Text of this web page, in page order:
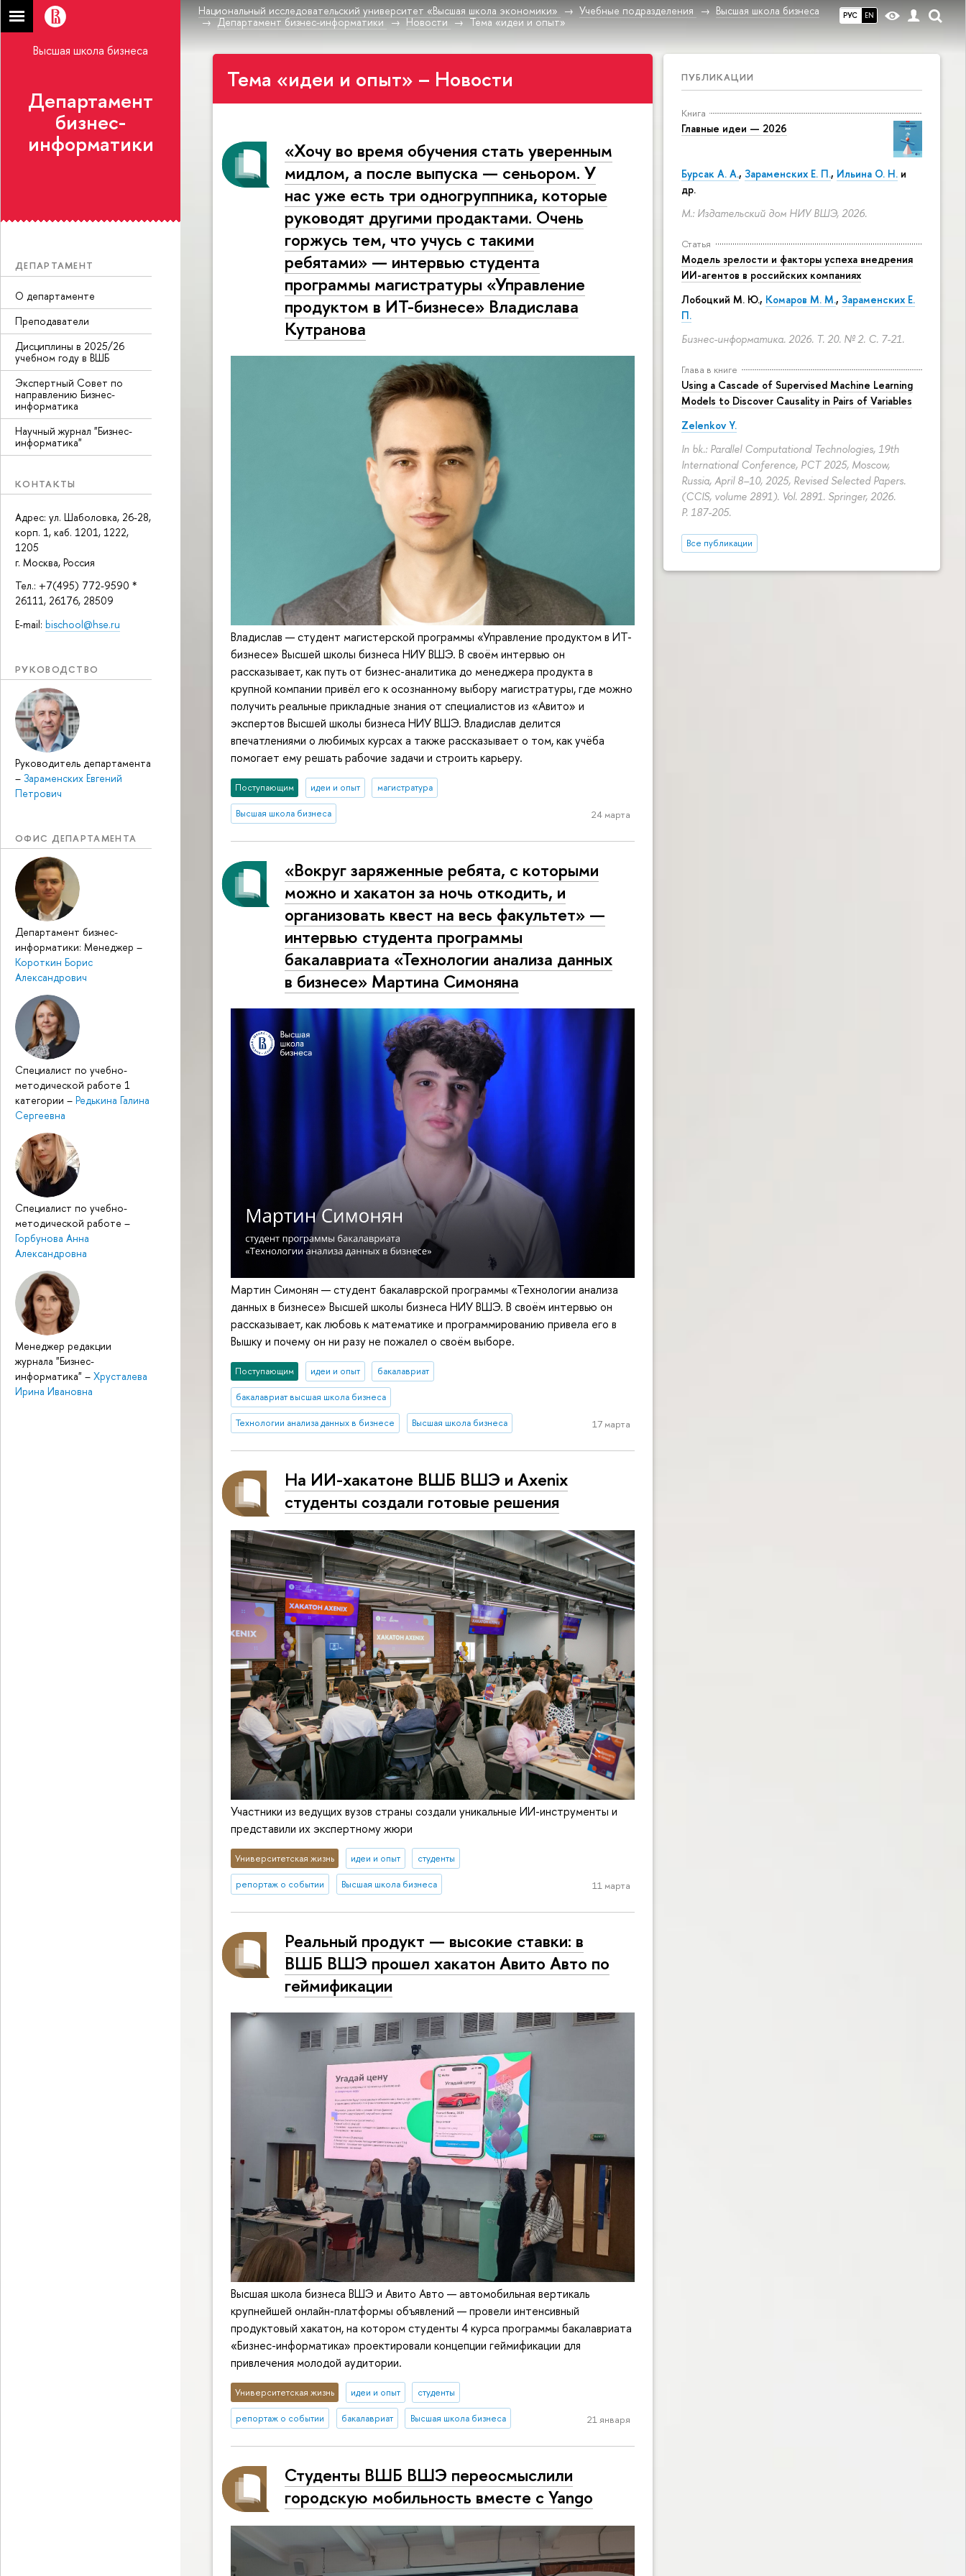
РУС EN
Национальный исследовательский университет «Высшая школа экономики» Учебные подразделения
Высшая школа бизнеса
Департамент бизнес-информатики
Новости Тема «идеи и опыт»
Высшая школа бизнеса
Департамент
бизнес-
информатики
ДЕПАРТАМЕНТ
О департаменте
Преподаватели
Дисциплины в 2025/26
учебном году в ВШБ
Экспертный Совет по
направлению Бизнес-
информатика
Научный журнал "Бизнес-
информатика"
КОНТАКТЫ
Адрес: ул. Шаболовка, 26-28,
корп. 1, каб. 1201, 1222,
1205
г. Москва, Россия
Тел.: +7(495) 772-9590 *
26111, 26176, 28509
E-mail: bischool@hse.ru
РУКОВОДСТВО
Руководитель департамента
– Зараменских Евгений
Петрович
ОФИС ДЕПАРТАМЕНТА
Департамент бизнес-
информатики: Менеджер –
Короткин Борис
Александрович
Специалист по учебно-
методической работе 1
категории – Редькина Галина
Сергеевна
Специалист по учебно-
методической работе –
Горбунова Анна
Александровна
Менеджер редакции
журнала "Бизнес-
информатика" – Хрусталева
Ирина Ивановна
ПУБЛИКАЦИИ
Книга
Главные идеи — 2026
Бурсак А. А., Зараменских Е. П., Ильина О. Н. и
др.
М.: Издательский дом НИУ ВШЭ, 2026.
Статья
Модель зрелости и факторы успеха внедрения
ИИ-агентов в российских компаниях
Лобоцкий М. Ю., Комаров М. М., Зараменских Е.
П.
Бизнес-информатика. 2026. Т. 20. № 2. С. 7-21.
Глава в книге
Using a Cascade of Supervised Machine Learning
Models to Discover Causality in Pairs of Variables
Zelenkov Y.
In bk.: Parallel Computational Technologies, 19th
International Conference, PCT 2025, Moscow,
Russia, April 8–10, 2025, Revised Selected Papers.
(CCIS, volume 2891). Vol. 2891. Springer, 2026.
P. 187-205.
Все публикации
Тема «идеи и опыт» – Новости
«Хочу во время обучения стать уверенным
мидлом, а после выпуска — сеньором. У
нас уже есть три одногруппника, которые
руководят другими продактами. Очень
горжусь тем, что учусь с такими
ребятами» — интервью студента
программы магистратуры «Управление
продуктом в ИТ-бизнесе» Владислава
Кутранова
Владислав — студент магистерской программы «Управление продуктом в ИТ-
бизнесе» Высшей школы бизнеса НИУ ВШЭ. В своём интервью он
рассказывает, как путь от бизнес-аналитика до менеджера продукта в
крупной компании привёл его к осознанному выбору магистратуры, где можно
получить реальные прикладные знания от специалистов из «Авито» и
экспертов Высшей школы бизнеса НИУ ВШЭ. Владислав делится
впечатлениями о любимых курсах а также рассказывает о том, как учёба
помогает ему решать рабочие задачи и строить карьеру.
Поступающим идеи и опыт магистратура
Высшая школа бизнеса 24 марта
«Вокруг заряженные ребята, с которыми
можно и хакатон за ночь откодить, и
организовать квест на весь факультет» —
интервью студента программы
бакалавриата «Технологии анализа данных
в бизнесе» Мартина Симоняна
Мартин Симонян — студент бакалаврской программы «Технологии анализа
данных в бизнесе» Высшей школы бизнеса НИУ ВШЭ. В своём интервью он
рассказывает, как любовь к математике и программированию привела его в
Вышку и почему он ни разу не пожалел о своём выборе.
Поступающим идеи и опыт бакалавриат
бакалавриат высшая школа бизнеса
Технологии анализа данных в бизнесе Высшая школа бизнеса 17 марта
На ИИ-хакатоне ВШБ ВШЭ и Axenix
студенты создали готовые решения
Участники из ведущих вузов страны создали уникальные ИИ-инструменты и
представили их экспертному жюри
Университетская жизнь идеи и опыт студенты
репортаж о событии Высшая школа бизнеса 11 марта
Реальный продукт — высокие ставки: в
ВШБ ВШЭ прошел хакатон Авито Авто по
геймификации
Высшая школа бизнеса ВШЭ и Авито Авто — автомобильная вертикаль
крупнейшей онлайн-платформы объявлений — провели интенсивный
продуктовый хакатон, на котором студенты 4 курса программы бакалавриата
«Бизнес-информатика» проектировали концепции геймификации для
привлечения молодой аудитории.
Университетская жизнь идеи и опыт студенты
репортаж о событии бакалавриат Высшая школа бизнеса 21 января
Студенты ВШБ ВШЭ переосмыслили
городскую мобильность вместе с Yango